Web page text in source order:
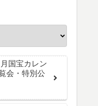
国宝カレン
会・特別公